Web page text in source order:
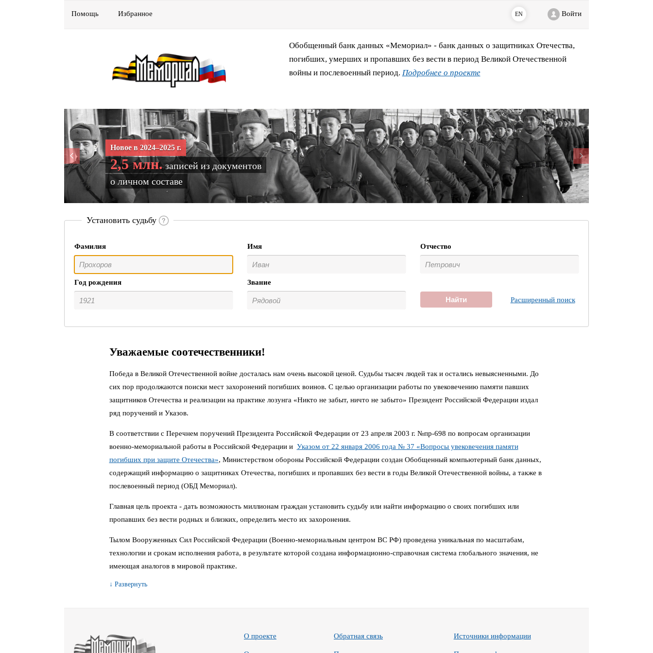
Помощь Избранное EN Войти
Обобщенный банк данных «Мемориал» - банк данных о защитниках Отечества,
погибших, умерших и пропавших без вести в период Великой Отечественной
войны и послевоенный период. Подробнее о проекте
Новое в 2024–2025 г.
2,5 млн.записей из документов
о личном составе
Установить судьбу
Фамилия Имя Отчество
Год рождения Звание
Найти Расширенный поиск
Уважаемые соотечественники!
Победа в Великой Отечественной войне досталась нам очень высокой ценой. Судьбы тысяч людей так и остались невыясненными. До
сих пор продолжаются поиски мест захоронений погибших воинов. С целью организации работы по увековечению памяти павших
защитников Отечества и реализации на практике лозунга «Никто не забыт, ничто не забыто» Президент Российской Федерации издал
ряд поручений и Указов.
В соответствии с Перечнем поручений Президента Российской Федерации от 23 апреля 2003 г. №пр-698 по вопросам организации
военно-мемориальной работы в Российской Федерации и Указом от 22 января 2006 года № 37 «Вопросы увековечения памяти
погибших при защите Отечества», Министерством обороны Российской Федерации создан Обобщенный компьютерный банк данных,
содержащий информацию о защитниках Отечества, погибших и пропавших без вести в годы Великой Отечественной войны, а также в
послевоенный период (ОБД Мемориал).
Главная цель проекта - дать возможность миллионам граждан установить судьбу или найти информацию о своих погибших или
пропавших без вести родных и близких, определить место их захоронения.
Тылом Вооруженных Сил Российской Федерации (Военно-мемориальным центром ВС РФ) проведена уникальная по масштабам,
технологии и срокам исполнения работа, в результате которой создана информационно-справочная система глобального значения, не
имеющая аналогов в мировой практике.
↓ Развернуть
О проекте Обратная связь Источники информации